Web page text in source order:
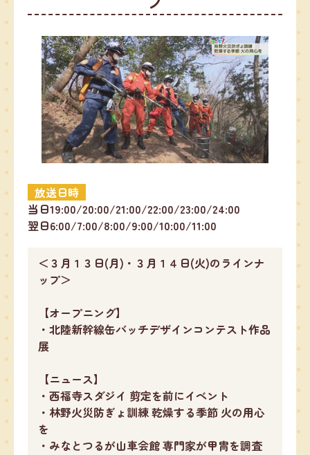
放送日時
当日19:00/20:00/21:00/22:00/23:00/24:00
翌日6:00/7:00/8:00/9:00/10:00/11:00
＜３月１３日(月)・３月１４日(火)のラインナ
ップ＞
【オープニング】
・北陸新幹線缶バッチデザインコンテスト作品
展
【ニュース】
・西福寺スダジイ 剪定を前にイベント
・林野火災防ぎょ訓練 乾燥する季節 火の用心
を
・みなとつるが山車会館 専門家が甲冑を調査